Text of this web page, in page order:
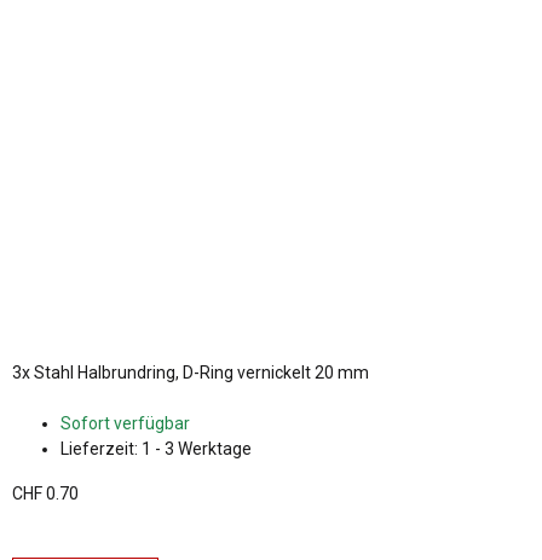
3xStahl Halbrundring, D-Ring vernickelt 20 mm
Sofort verfügbar
Lieferzeit: 1 - 3 Werktage
CHF 0.70